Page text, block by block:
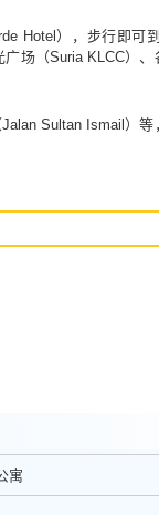
Hotel），步行即可
场（Suria KLCC）、
Sultan Ismail）
寓